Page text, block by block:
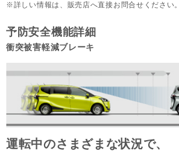
詳しい情報は、販売店へ直接お問合せください。
予防安全機能詳細
衝突被害軽減ブレーキ
運転中のさまざまな状況で、